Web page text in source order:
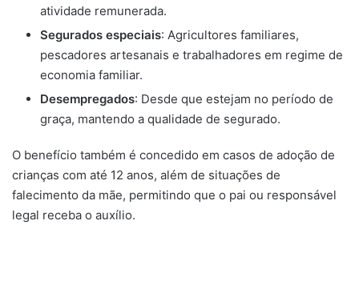
atividade remunerada.
Segurados especiais: Agricultores familiares,
pescadores artesanais e trabalhadores em regime de
economia familiar.
Desempregados: Desde que estejam no período de
graça, mantendo a qualidade de segurado.
O benefício também é concedido em casos de adoção de
crianças com até 12 anos, além de situações de
falecimento da mãe, permitindo que o pai ou responsável
legal receba o auxílio.